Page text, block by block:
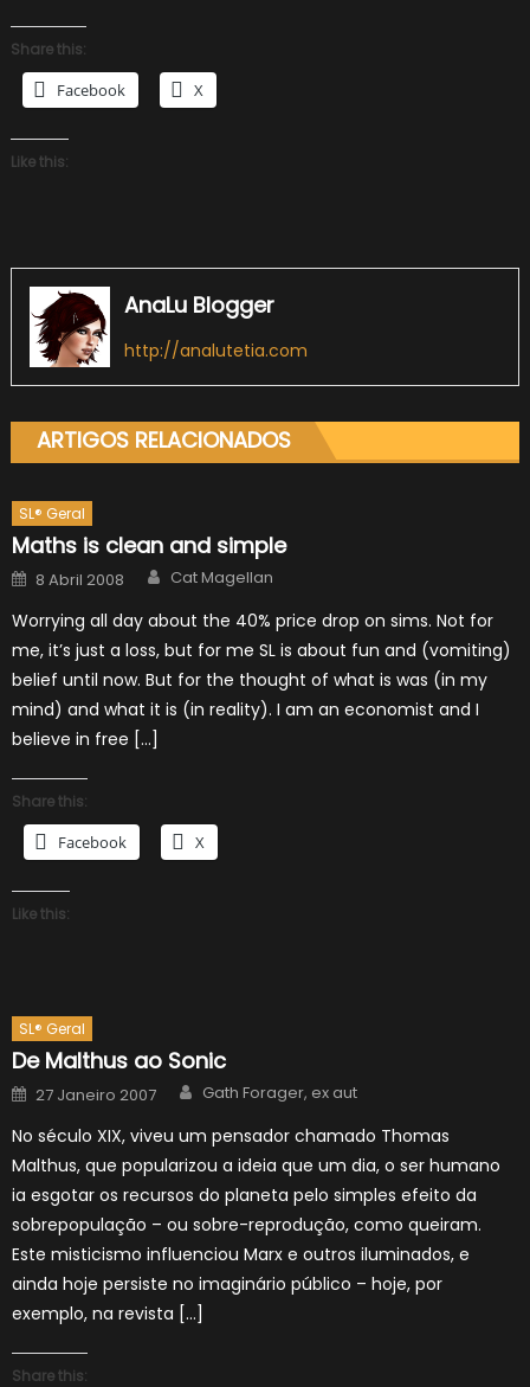
Share this:
Facebook X
Like this:
AnaLu Blogger
http://analutetia.com
ARTIGOS RELACIONADOS
SL® Geral
Maths is clean and simple
Posted
on
8 Abril 2008 Author
Cat Magellan
Worrying all day about the 40% price drop on sims. Not for
me, it’s just a loss, but for me SL is about fun and (vomiting)
belief until now. But for the thought of what is was (in my
mind) and what it is (in reality). I am an economist and I
believe in free […]
Share this:
Facebook X
Like this:
SL® Geral
De Malthus ao Sonic
Posted
on
27 Janeiro 2007 Author
Gath Forager, ex aut
No século XIX, viveu um pensador chamado Thomas
Malthus, que popularizou a ideia que um dia, o ser humano
ia esgotar os recursos do planeta pelo simples efeito da
sobrepopulação – ou sobre-reprodução, como queiram.
Este misticismo influenciou Marx e outros iluminados, e
ainda hoje persiste no imaginário público – hoje, por
exemplo, na revista […]
Share this: